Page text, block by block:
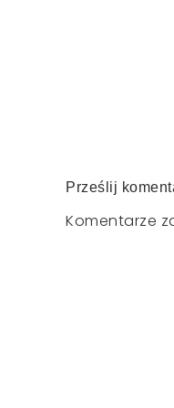
Prześlij
Komentarze